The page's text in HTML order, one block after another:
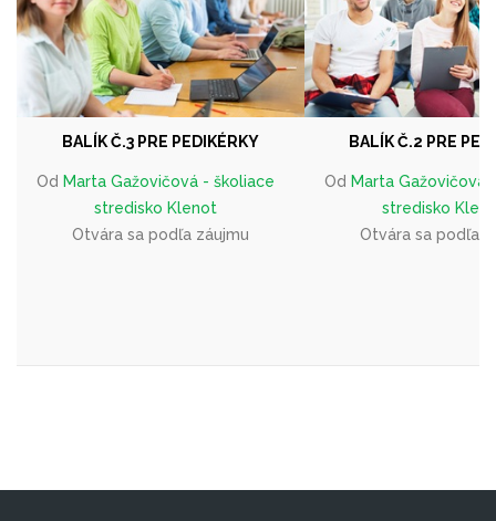
BALÍK Č.3 PRE PEDIKÉRKY
Od Marta Gažovičová - školiace
stredisko Klenot
Otvára sa podľa záujmu
BALÍK Č.2 PRE
Od Marta Gažovičová
stredisko
Otvára sa podľa